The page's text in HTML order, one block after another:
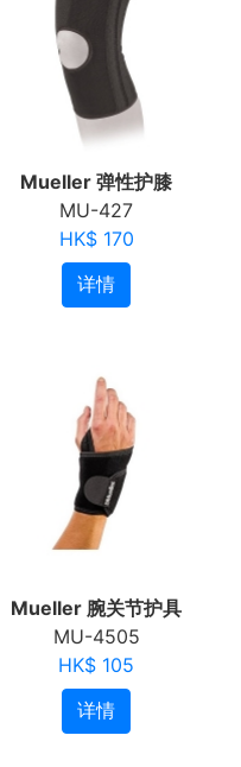
Mueller 弹性护膝
MU-427
HK$ 170
详情
Mueller 腕关节护具
MU-4505
HK$ 105
详情